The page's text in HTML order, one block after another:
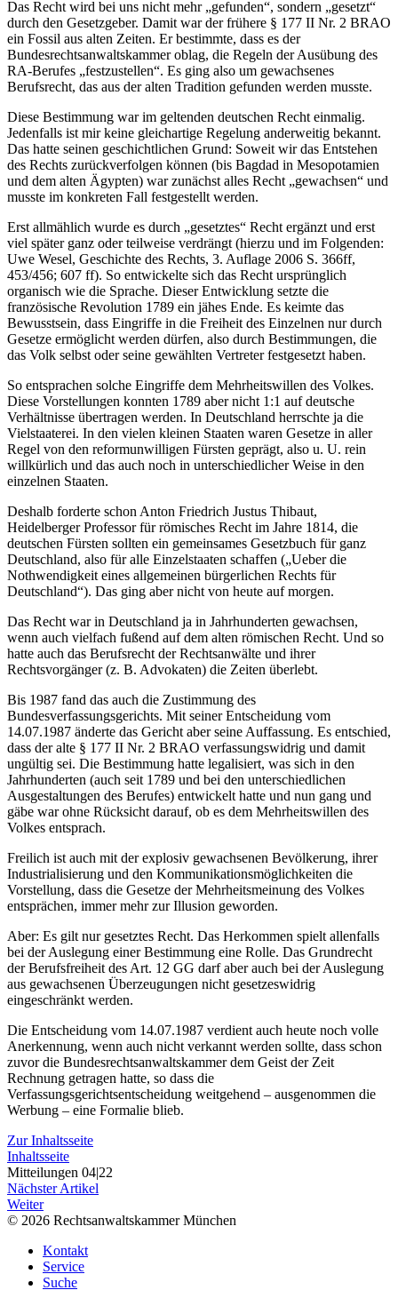
Das Recht wird bei uns nicht mehr „gefunden“, sondern „gesetzt“
durch den Gesetzgeber. Damit war der frühere § 177 II Nr. 2 BRAO
ein Fossil aus alten Zeiten. Er bestimmte, dass es der
Bundesrechtsanwaltskammer oblag, die Regeln der Ausübung des
RA-Berufes „festzustellen“. Es ging also um gewachsenes
Berufsrecht, das aus der alten Tradition gefunden werden musste.
Diese Bestimmung war im geltenden deutschen Recht einmalig.
Jedenfalls ist mir keine gleichartige Regelung anderweitig bekannt.
Das hatte seinen geschichtlichen Grund: Soweit wir das Entstehen
des Rechts zurückverfolgen können (bis Bagdad in Mesopotamien
und dem alten Ägypten) war zunächst alles Recht „gewachsen“ und
musste im konkreten Fall festgestellt werden.
Erst allmählich wurde es durch „gesetztes“ Recht ergänzt und erst
viel später ganz oder teilweise verdrängt (hierzu und im Folgenden:
Uwe Wesel, Geschichte des Rechts, 3. Auflage 2006 S. 366ff,
453/456; 607 ff). So entwickelte sich das Recht ursprünglich
organisch wie die Sprache. Dieser Entwicklung setzte die
französische Revolution 1789 ein jähes Ende. Es keimte das
Bewusstsein, dass Eingriffe in die Freiheit des Einzelnen nur durch
Gesetze ermöglicht werden dürfen, also durch Bestimmungen, die
das Volk selbst oder seine gewählten Vertreter festgesetzt haben.
So entsprachen solche Eingriffe dem Mehrheitswillen des Volkes.
Diese Vorstellungen konnten 1789 aber nicht 1:1 auf deutsche
Verhältnisse übertragen werden. In Deutschland herrschte ja die
Vielstaaterei. In den vielen kleinen Staaten waren Gesetze in aller
Regel von den reformunwilligen Fürsten geprägt, also u. U. rein
willkürlich und das auch noch in unterschiedlicher Weise in den
einzelnen Staaten.
Deshalb forderte schon Anton Friedrich Justus Thibaut,
Heidelberger Professor für römisches Recht im Jahre 1814, die
deutschen Fürsten sollten ein gemeinsames Gesetzbuch für ganz
Deutschland, also für alle Einzelstaaten schaffen („Ueber die
Nothwendigkeit eines allgemeinen bürgerlichen Rechts für
Deutschland“). Das ging aber nicht von heute auf morgen.
Das Recht war in Deutschland ja in Jahrhunderten gewachsen,
wenn auch vielfach fußend auf dem alten römischen Recht. Und so
hatte auch das Berufsrecht der Rechtsanwälte und ihrer
Rechtsvorgänger (z. B. Advokaten) die Zeiten überlebt.
Bis 1987 fand das auch die Zustimmung des
Bundesverfassungsgerichts. Mit seiner Entscheidung vom
14.07.1987 änderte das Gericht aber seine Auffassung. Es entschied,
dass der alte § 177 II Nr. 2 BRAO verfassungswidrig und damit
ungültig sei. Die Bestimmung hatte legalisiert, was sich in den
Jahrhunderten (auch seit 1789 und bei den unterschiedlichen
Ausgestaltungen des Berufes) entwickelt hatte und nun gang und
gäbe war ohne Rücksicht darauf, ob es dem Mehrheitswillen des
Volkes entsprach.
Freilich ist auch mit der explosiv gewachsenen Bevölkerung, ihrer
Industrialisierung und den Kommunikationsmöglichkeiten die
Vorstellung, dass die Gesetze der Mehrheitsmeinung des Volkes
entsprächen, immer mehr zur Illusion geworden.
Aber: Es gilt nur gesetztes Recht. Das Herkommen spielt allenfalls
bei der Auslegung einer Bestimmung eine Rolle. Das Grundrecht
der Berufsfreiheit des Art. 12 GG darf aber auch bei der Auslegung
aus gewachsenen Überzeugungen nicht gesetzeswidrig
eingeschränkt werden.
Die Entscheidung vom 14.07.1987 verdient auch heute noch volle
Anerkennung, wenn auch nicht verkannt werden sollte, dass schon
zuvor die Bundesrechtsanwaltskammer dem Geist der Zeit
Rechnung getragen hatte, so dass die
Verfassungsgerichtsentscheidung weitgehend – ausgenommen die
Werbung – eine Formalie blieb.
Zur Inhaltsseite
Inhaltsseite
Mitteilungen 04|22
Nächster Artikel
Weiter
© 2026 Rechtsanwaltskammer München
Kontakt
Service
Suche